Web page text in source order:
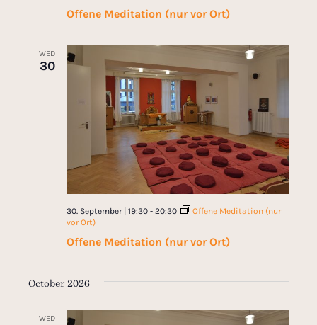
Offene Meditation (nur vor Ort)
WED
30
Offene Meditation (nur vor Ort)
30. September | 19:30- 20:30
Offene Meditation (nur
vor Ort)
October 2026
WED